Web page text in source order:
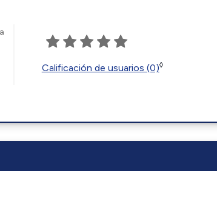
Calificación de usuarios (0)◊